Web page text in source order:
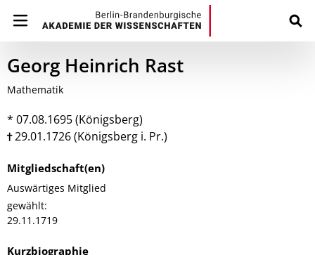
Georg Heinrich Rast
Mathematik
* 07.08.1695 (Königsberg)
29.01.1726 (Königsberg i. Pr.)
Mitgliedschaft(en)
Auswärtiges Mitglied
gewählt:
29.11.1719
Kurzbiographie